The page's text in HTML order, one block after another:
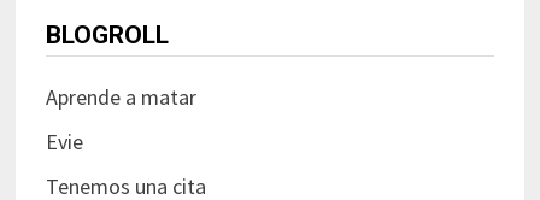
BLOGROLL
Aprende a matar
Evie
Tenemos una cita